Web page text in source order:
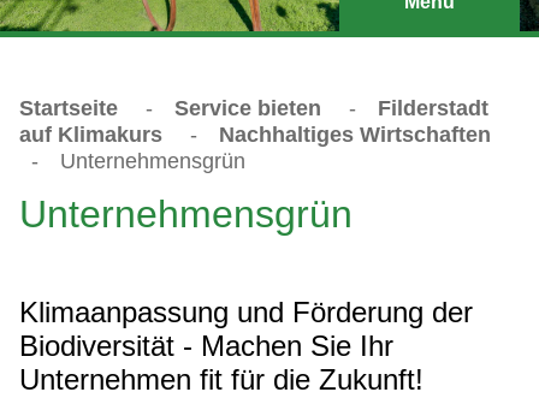
Startseite - Service bieten -
Filderstadt
auf Klimakurs
-
Nachhaltiges Wirtschaften
-
Unternehmensgrün
Unternehmensgrün
Klimaanpassung und Förderung der
Biodiversität - Machen Sie Ihr
Unternehmen fit für die Zukunft!